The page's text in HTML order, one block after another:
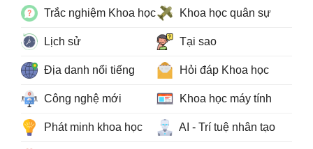
Trắc nghiệm Khoa học Khoa học quân sự
Lịch sử Tại sao
Địa danh nổi tiếng Hỏi đáp Khoa học
Công nghệ mới Khoa học máy tính
Phát minh khoa học AI - Trí tuệ nhân tạo